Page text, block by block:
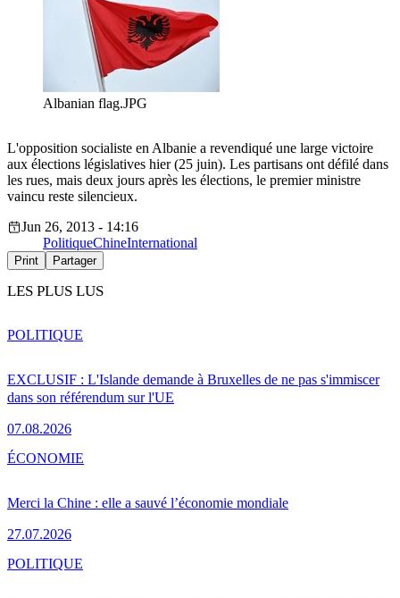
Albanian flag.JPG
L'opposition socialiste en Albanie a revendiqué une large victoire
aux élections législatives hier (25 juin). Les partisans ont défilé dans
les rues, mais deux jours après les élections, le premier ministre
vaincu reste silencieux.
Jun 26, 2013 - 14:16
PolitiqueChineInternational
Print Partager
LES PLUS LUS
EXCLUSIF : L'Islande demande à Bruxelles de ne pas s'immiscer
dans son référendum sur l'UE
07.08.2026
POLITIQUE
Merci la Chine : elle a sauvé l’économie mondiale
27.07.2026
ÉCONOMIE
POLITIQUE